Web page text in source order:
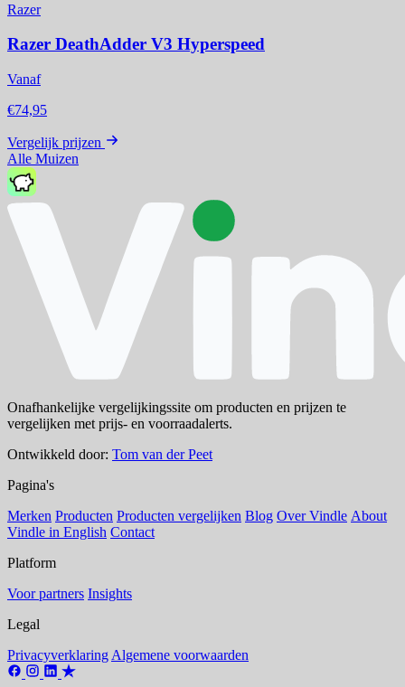
Razer
Razer DeathAdder V3 Hyperspeed
Vanaf
€74,95
Vergelijk prijzen
Alle Muizen
Onafhankelijke vergelijkingssite om producten en prijzen te
vergelijken met prijs- en voorraadalerts.
Ontwikkeld door: Tom van der Peet
Pagina's
Merken Producten Producten vergelijken Blog Over Vindle About
Vindle in English Contact
Platform
Voor partners Insights
Legal
Privacyverklaring Algemene voorwaarden